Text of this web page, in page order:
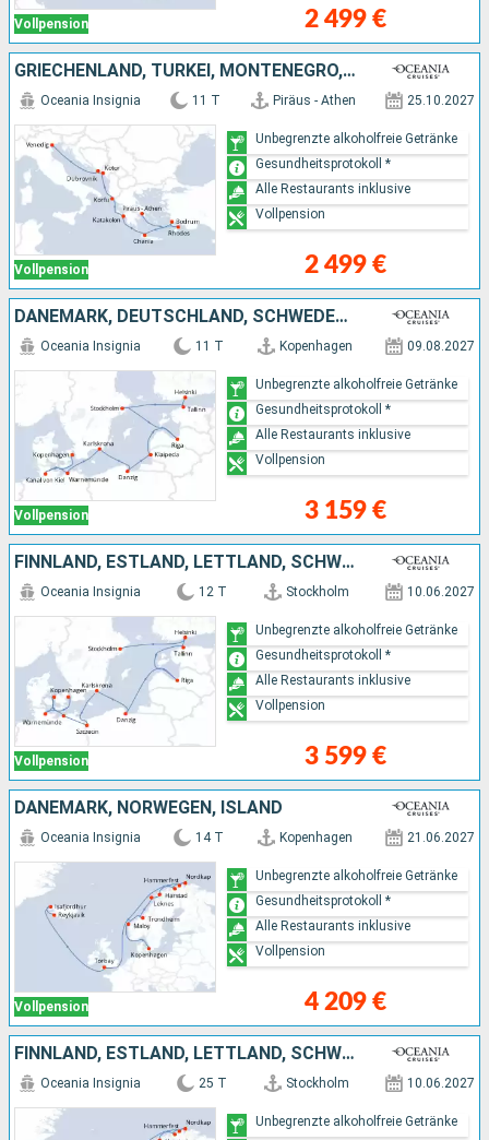
Vollpension 2 499 €
GRIECHENLAND, TÜRKEI, MONTENEGRO, KROATIEN, ITALIEN
Vollpension
Oceania Insignia 11 T Piräus - Athen 25.10.2027
2 499 €
Unbegrenzte alkoholfreie Getränke
Gesundheitsprotokoll *
Alle Restaurants inklusive
Vollpension
DÄNEMARK, DEUTSCHLAND, SCHWEDEN, POLEN, LETTLAND, ESTLAND, FINNLAND
Vollpension
Oceania Insignia 11 T Kopenhagen 09.08.2027
3 159 €
Unbegrenzte alkoholfreie Getränke
Gesundheitsprotokoll *
Alle Restaurants inklusive
Vollpension
FINNLAND, ESTLAND, LETTLAND, SCHWEDEN, POLEN, DEUTSCHLAND, DÄNEMARK
Vollpension
Oceania Insignia 12 T Stockholm 10.06.2027
3 599 €
Unbegrenzte alkoholfreie Getränke
Gesundheitsprotokoll *
Alle Restaurants inklusive
Vollpension
DÄNEMARK, NORWEGEN, ISLAND
Vollpension
Oceania Insignia 14 T Kopenhagen 21.06.2027
4 209 €
Unbegrenzte alkoholfreie Getränke
Gesundheitsprotokoll *
Alle Restaurants inklusive
Vollpension
FINNLAND, ESTLAND, LETTLAND, SCHWEDEN, POLEN, DEUTSCHLAND, DÄNEMARK, NORWEGEN, ISLAND
Oceania Insignia 25 T Stockholm 10.06.2027
Unbegrenzte alkoholfreie Getränke